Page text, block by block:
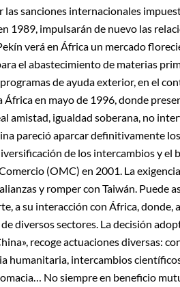
sanciones internacionales
1989, impulsarán de nuevo las
verá en África un mercado
el abastecimiento de materias
de ayuda exterior, en el
África en mayo de 1996, donde
amistad, igualdad soberana, no
pareció aparcar definitivamente
de los intercambios y el
(OMC) en 2001. La
y romper con Taiwán. Puede
a su interacción con África,
diversos sectores. La decisión
recoge actuaciones diversas:
humanitaria, intercambios
No siempre en beneficio